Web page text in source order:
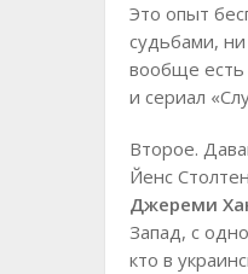
Это опыт
судьбами,
вообще есть
и сериал
Второе.
Йенс
Джереми
Запад, с
кто в